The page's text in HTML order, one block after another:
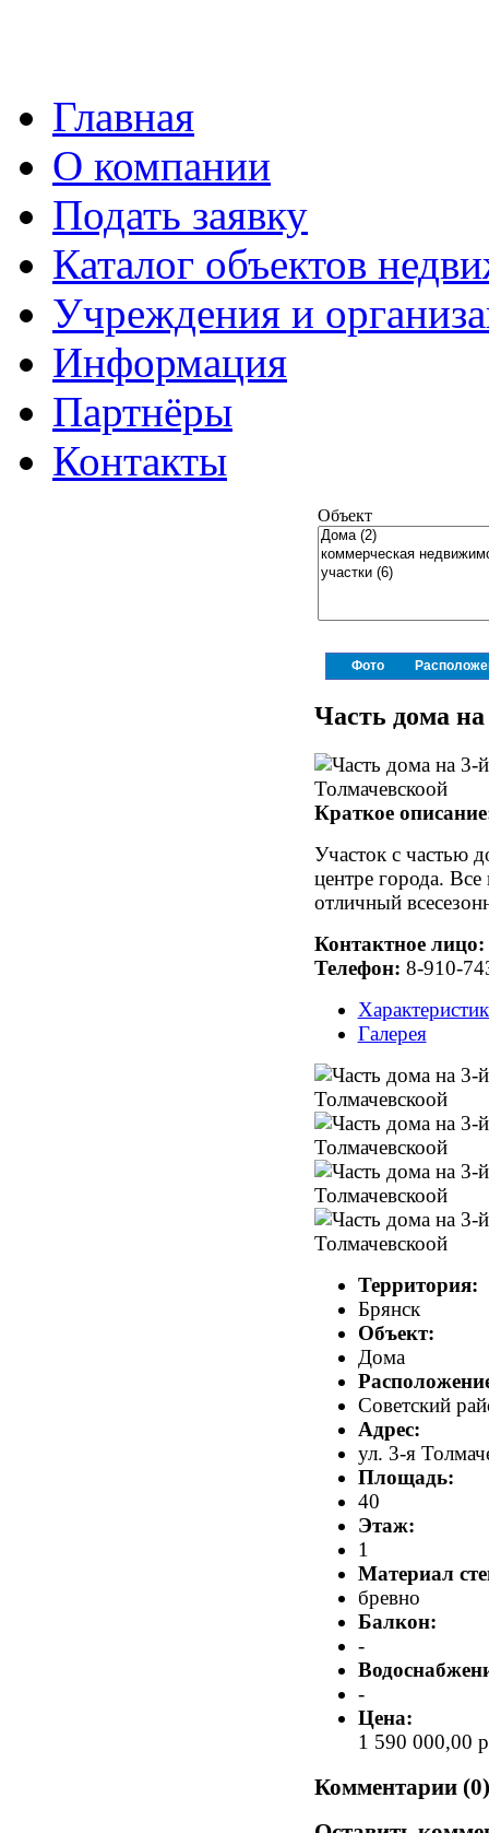
Главная
О компании
Подать заявку
Каталог объектов
Учреждения и
Информация
Партнёры
Контакты
Объект
Фото
Часть дома
Краткое
Участок с частью
центре города.
отличный
Контактное лицо:
Телефон: 8-910-
Галерея
Территория:
Брянск
Объект:
Дома
Советский
Адрес:
ул. 3-я
Площадь:
40
Этаж:
1
Материал
бревно
Балкон:
-
-
Цена:
1 590 000,00
Комментарии (0)